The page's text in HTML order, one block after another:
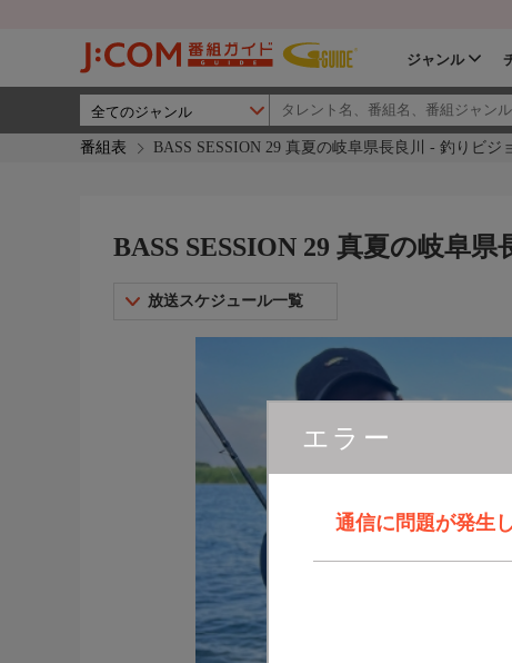
ジャンル
番組表 BASS SESSION 29 真夏の岐阜県長良川 - 釣りビジ
エラー
通信に問題が発生
BASS SESSION 29 真夏の岐阜
放送スケジュール一覧